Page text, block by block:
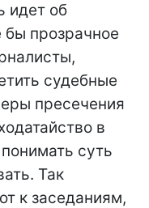
идет об
бы прозрачное
судебные
пресечения
в
суть
Так
к заседаниям,